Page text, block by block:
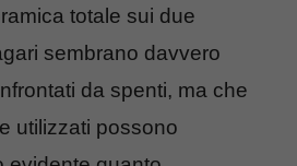
totale sui due
sembrano davvero
da spenti, ma che
utilizzati possono